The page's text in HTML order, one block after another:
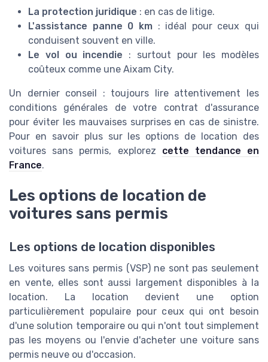
La protection juridique : en cas de litige.
L'assistance panne 0 km: idéal pour ceux qui
conduisent souvent en ville.
Le vol ou incendie : surtout pour les modèles
coûteux comme une Aixam City.
Un dernier conseil : toujours lire attentivement les
conditions générales de votre contrat d'assurance
pour éviter les mauvaises surprises en cas de sinistre.
Pour en savoir plus sur les options de location des
voitures sans permis, explorez cette tendance en
France.
Les options de location de
voitures sans permis
Les options de location disponibles
Les voitures sans permis (VSP) ne sont pas seulement
en vente, elles sont aussi largement disponibles à la
location. La location devient une option
particulièrement populaire pour ceux qui ont besoin
d'une solution temporaire ou qui n'ont tout simplement
pas les moyens ou l'envie d'acheter une voiture sans
permis neuve ou d'occasion.